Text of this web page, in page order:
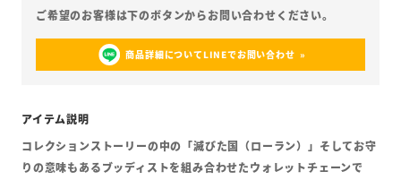
商品詳細についてLINEでお問い合わせ
コレクションストーリーの中の「滅びた国（ローラン）」そしてお守
りの意味もあるブッディストを組み合わせたウォレットチェーンで